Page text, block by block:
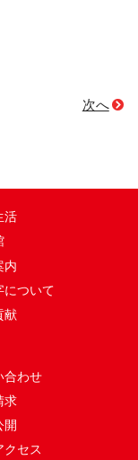
次へ
活
内
について
献
合わせ
求
開
クセス